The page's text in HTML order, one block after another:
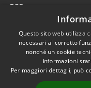
RSS
Privacy
Cookie
Mappa del sito
Questo sito web utilizza
necessari al corretto
nonché un cookie
informazioni
Per maggiori dettagli, può